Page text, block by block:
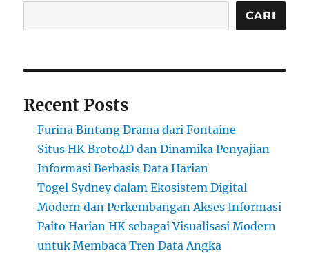
CARI
Recent Posts
Furina Bintang Drama dari Fontaine
Situs HK Broto4D dan Dinamika Penyajian
Informasi Berbasis Data Harian
Togel Sydney dalam Ekosistem Digital
Modern dan Perkembangan Akses Informasi
Paito Harian HK sebagai Visualisasi Modern
untuk Membaca Tren Data Angka